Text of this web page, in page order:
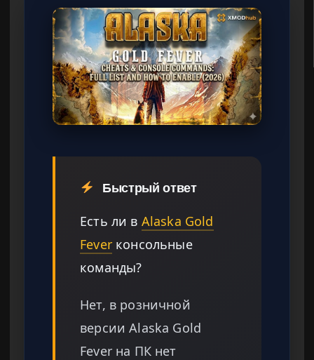
Быстрый ответ
Есть ли в Alaska Gold
Feverконсольные
команды?
Нет, в розничной
версии Alaska Gold
Fever на ПК нет